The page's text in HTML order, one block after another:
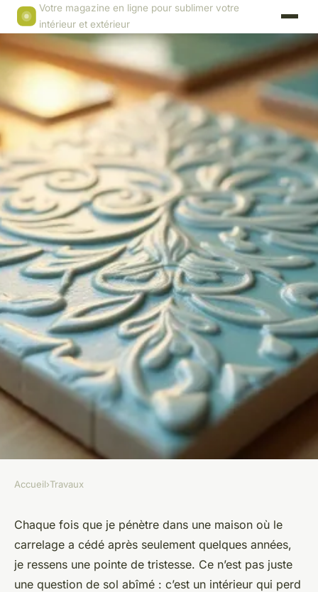
Votre magazine en ligne pour sublimer votre
intérieur et extérieur
Choisir le carrelage idéal :
conseils pour sol et mur
Auberte•02/03/2026 13:19•11 min de lecture
Accueil›Travaux
Chaque fois que je pénètre dans une maison où le
carrelage a cédé après seulement quelques années,
je ressens une pointe de tristesse. Ce n’est pas juste
une question de sol abîmé : c’est un intérieur qui perd